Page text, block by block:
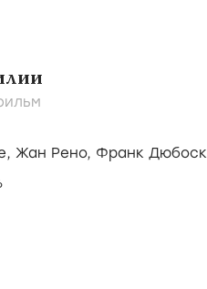
Жан Рено, Франк Дюбоск